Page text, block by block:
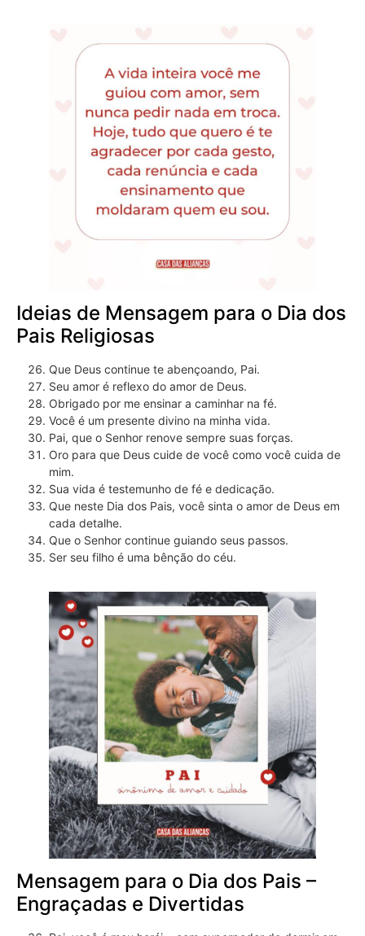
Ideias de Mensagem para o Dia dos
Pais Religiosas
Que Deus continue te abençoando, Pai.
Seu amor é reflexo do amor de Deus.
Obrigado por me ensinar a caminhar na fé.
Você é um presente divino na minha vida.
Pai, que o Senhor renove sempre suas forças.
Oro para que Deus cuide de você como você cuida de
mim.
Sua vida é testemunho de fé e dedicação.
Que neste Dia dos Pais, você sinta o amor de Deus em
cada detalhe.
Que o Senhor continue guiando seus passos.
Ser seu filho é uma bênção do céu.
Mensagem para o Dia dos Pais –
Engraçadas e Divertidas